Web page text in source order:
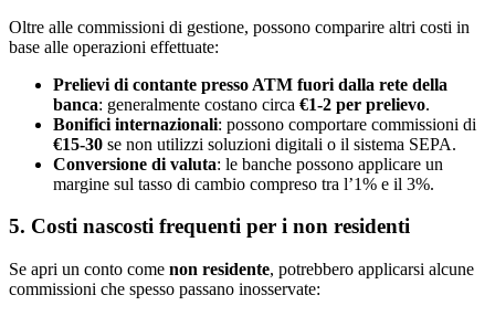
Oltre alle commissioni di gestione, possono comparire altri costi in
base alle operazioni effettuate:
Prelievi di contante presso ATM fuori dalla rete della
banca: generalmente costano circa €1-2 per prelievo.
Bonifici internazionali: possono comportare commissioni di
€15-30 se non utilizzi soluzioni digitali o il sistema SEPA.
Conversione di valuta: le banche possono applicare un
margine sul tasso di cambio compreso tra l’1% e il 3%.
5. Costi nascosti frequenti per i non residenti
Se apri un conto come non residente, potrebbero applicarsi alcune
commissioni che spesso passano inosservate: